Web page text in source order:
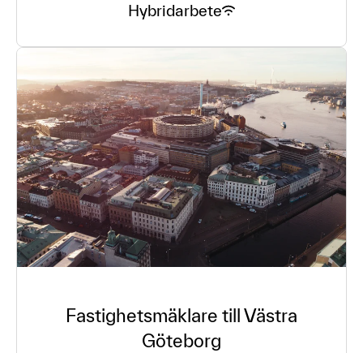
Hybridarbete
Fastighetsmäklare till Västra
Göteborg